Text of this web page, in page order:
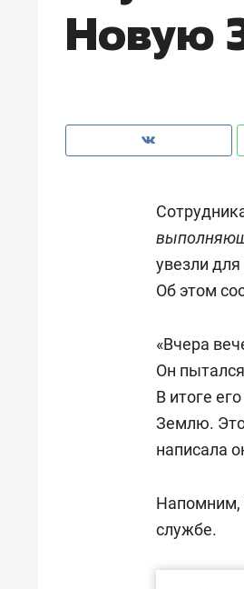
Новую
увезли
Об этом
«Вчера
Он
В итоге
Землю. Это
написала
Напомним,
службе.
рынки,
чем
Как ГК «МИР
создают оазис
комфорта под